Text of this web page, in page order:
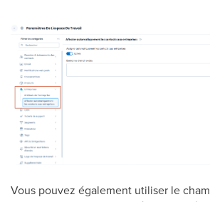
Vous pouvez également utiliser le